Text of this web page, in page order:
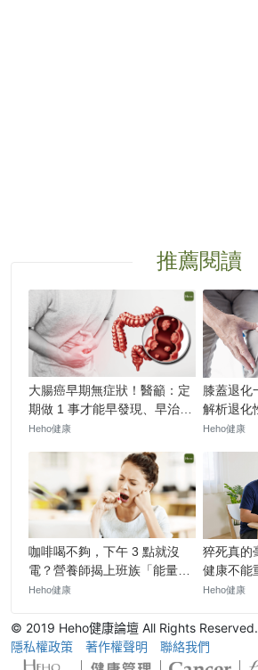
© 2019 Heho健康論壇 All Rights Reserved.
隱私權政策
著作權聲明 聯絡我們